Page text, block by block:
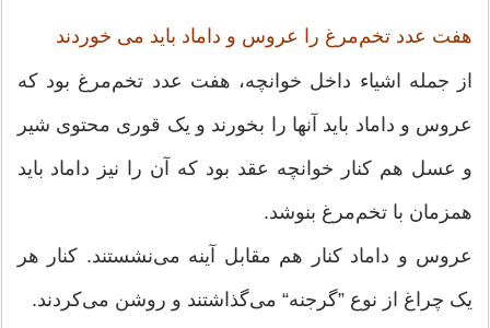
هفت عدد تخم‌مرغ را عروس و داماد باید می خوردند
از جمله اشیاء داخل خوانچه، هفت عدد تخم‌مرغ بود که
عروس و داماد باید آنها را بخورند و یک قورى محتوى شیر
و عسل هم کنار خوانچه عقد بود که آن را نیز داماد باید
همزمان با تخم‌مرغ بنوشد.
عروس و داماد کنار هم مقابل آینه مى‌نشستند. کنار هر
یک چراغ از نوع ”گرجنه“ مى‌گذاشتند و روشن مى‌کردند.